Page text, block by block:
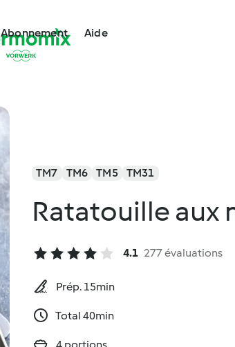
Abonnement Aide
TM7 TM6 TM5 TM31
Ratatouille aux
4.1 277 évaluations
Prép. 15min
Total 40min
4 portions